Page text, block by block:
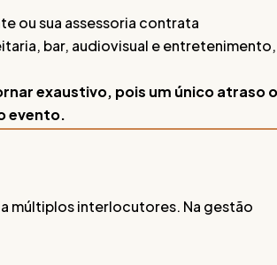
ou sua assessoria contrata
bar, audiovisual e
exaustivo, pois um único atraso
evento.
múltiplos interlocutores. Na gestão